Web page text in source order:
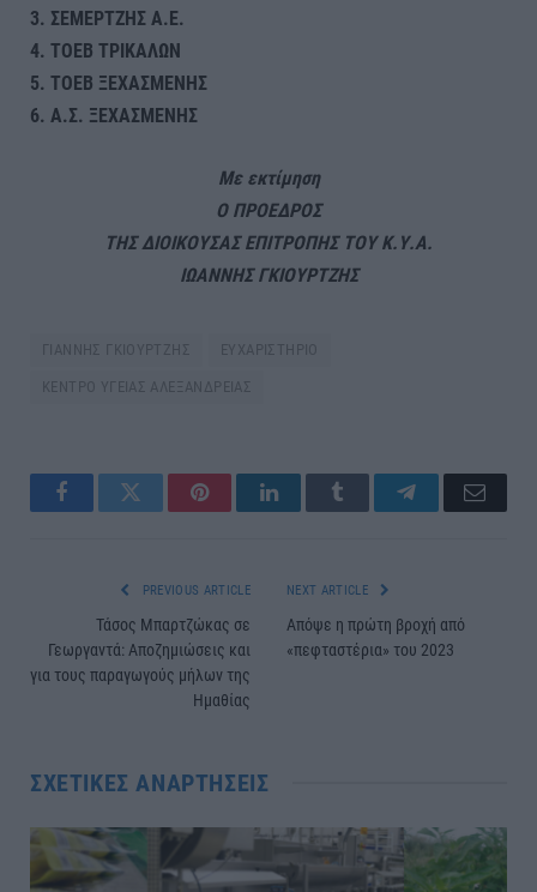
3. ΣΕΜΕΡΤΖΗΣ Α.Ε.
4. ΤΟΕΒ ΤΡΙΚΑΛΩΝ
5. ΤΟΕΒ ΞΕΧΑΣΜΕΝΗΣ
6. Α.Σ. ΞΕΧΑΣΜΕΝΗΣ
Με εκτίμηση
Ο ΠΡΟΕΔΡΟΣ
ΤΗΣ ΔΙΟΙΚΟΥΣΑΣ ΕΠΙΤΡΟΠΗΣ ΤΟΥ Κ.Υ.Α.
ΙΩΑΝΝΗΣ ΓΚΙΟΥΡΤΖΗΣ
ΓΙΑΝΝΗΣ ΓΚΙΟΥΡΤΖΗΣ ΕΥΧΑΡΙΣΤΗΡΙΟ
ΚΕΝΤΡΟ ΥΓΕΙΑΣ ΑΛΕΞΑΝΔΡΕΙΑΣ
FacebookTwitter PinterestLinkedInTumblr TelegramEmail
PREVIOUS ARTICLE
Τάσος Μπαρτζώκας σε
Γεωργαντά: Αποζημιώσεις και
για τους παραγωγούς μήλων της
Ημαθίας
NEXT ARTICLE
Απόψε η πρώτη βροχή από
«πεφταστέρια» του 2023
ΣΧΕΤΙΚΈΣ ΑΝΑΡΤΉΣΕΙΣ